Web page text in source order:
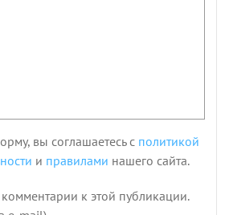
вы соглашаетесь с политикой
и правилами нашего сайта.
к этой публикации.